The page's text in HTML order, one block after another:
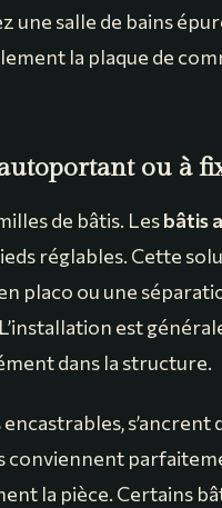
une salle de bains
la plaque de
ou à
de bâtis. Lesbâtis
réglables. Cette
placo ou une
est
dans la structure.
encastrables,
conviennent
la pièce. Certains